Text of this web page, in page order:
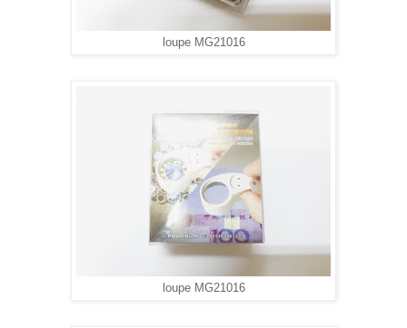
loupe MG21016
loupe MG21016